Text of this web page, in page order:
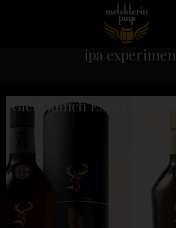
ipa
Glenfiddich